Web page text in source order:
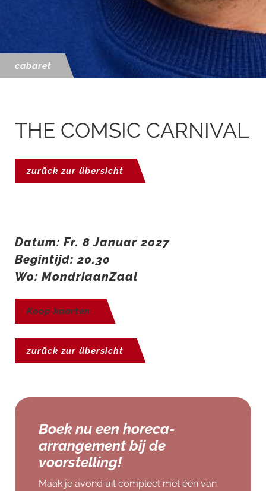
cabaret
THE COMSIC CARNIVAL
zurück zur übersicht
Datum: Fr. 8 Januar 2027
Begintijd: 20.30
Wo: MondriaanZaal
Koop kaarten
zurück zur übersicht
Boek nu een horeca-
arrangement bij de
voorstelling!
Maak je avond uit compleet met één van